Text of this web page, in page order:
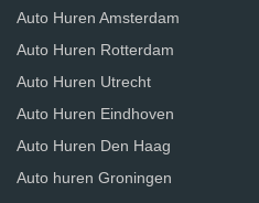
Auto Huren Amsterdam
Auto Huren Rotterdam
Auto Huren Utrecht
Auto Huren Eindhoven
Auto Huren Den Haag
Auto huren Groningen